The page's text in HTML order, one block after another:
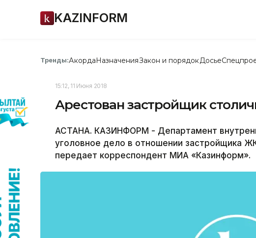
KAZINFORM
Тренды:АкордаНазначенияЗакон и порядок Досье
15:12, 11 Июня 2018
Арестован застройщик
АСТАНА. КАЗИНФОРМ - Департамент
уголовное дело в отношении застройщика
передает корреспондент МИА «Казинформ».